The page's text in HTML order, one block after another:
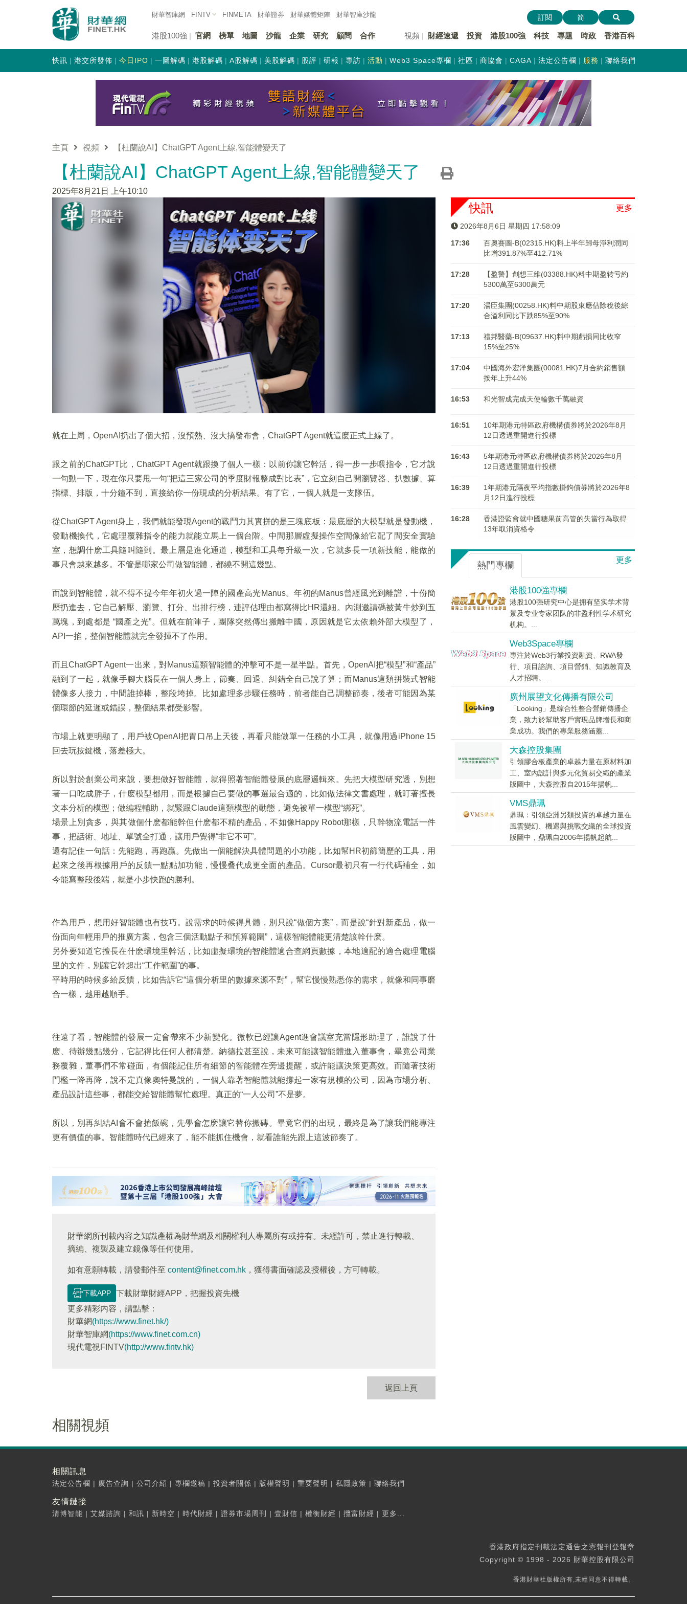
財華智庫網 FINTV FINMETA 財華證券 財華媒體矩陣 財華智庫沙龍
港股100強 官網 榜單 地圖 沙龍 企業 研究 顧問 合作 視頻 財經速遞 投資 港股100強 科技 專題 時政 香港百科
訂閱 简
快訊 港交所發佈 今日IPO 一圖解碼 港股解碼 A股解碼 美股解碼 股評 研報 專訪 活動 Web3 Space專欄 社區 商協會 CAGA 法定公告欄 服務 聯絡我們
主頁 視頻 【杜蘭說AI】ChatGPT Agent上線,智能體變天了
【杜蘭說AI】ChatGPT Agent上線,智能體變天了
2025年8月21日 上午10:10
就在上周，OpenAI扔出了個大招，沒預熱、沒大搞發布會，ChatGPT Agent就這麽正式上線了。
跟之前的ChatGPT比，ChatGPT Agent就跟換了個人一樣：以前你讓它幹活，得一步一步喂指令，它才說
一句動一下，現在你只要甩一句“把這三家公司的季度財報整成對比表”，它立刻自己開瀏覽器、扒數據、算
指標、排版，十分鐘不到，直接給你一份現成的分析結果。有了它，一個人就是一支隊伍。
從ChatGPT Agent身上，我們就能發現Agent的戰鬥力其實拼的是三塊底板：最底層的大模型就是發動機，
發動機換代，它處理覆雜指令的能力就能立馬上一個台階。中間那層虛擬操作空間像給它配了間安全實驗
室，想調什麽工具隨叫隨到。最上層是進化通道，模型和工具每升級一次，它就多長一項新技能，能做的
事只會越來越多。不管是哪家公司做智能體，都繞不開這幾點。
而說到智能體，就不得不提今年年初火過一陣的國產高光Manus。年初的Manus曾經風光到離譜，十份簡
歷扔進去，它自己解壓、瀏覽、打分、出排行榜，連評估理由都寫得比HR還細。內測邀請碼被黃牛炒到五
萬塊，到處都是 “國產之光”。但就在前陣子，團隊突然傳出搬離中國，原因就是它太依賴外部大模型了，
API一掐，整個智能體就完全發揮不了作用。
而且ChatGPT Agent一出來，對Manus這類智能體的沖擊可不是一星半點。首先，OpenAI把“模型”和“產品”
融到了一起，就像手腳大腦長在一個人身上，節奏、回退、糾錯全自己說了算；而Manus這類拼裝式智能
體像多人接力，中間誰掉棒，整段垮掉。比如處理多步驟任務時，前者能自己調整節奏，後者可能因為某
個環節的延遲或錯誤，整個結果都受影響。
市場上就更明顯了，用戶被OpenAI把胃口吊上天後，再看只能做單一任務的小工具，就像用過iPhone 15
回去玩按鍵機，落差極大。
所以對於創業公司來說，要想做好智能體，就得照著智能體發展的底層邏輯來。先把大模型研究透，別想
著一口吃成胖子，什麽模型都用，而是根據自己要做的事選最合適的，比如做法律文書處理，就盯著擅長
文本分析的模型；做編程輔助，就緊跟Claude這類模型的動態，避免被單一模型“綁死”。
場景上別貪多，與其做個什麽都能幹但什麽都不精的產品，不如像Happy Robot那樣，只幹物流電話一件
事，把話術、地址、單號全打通，讓用戶覺得“非它不可”。
還有記住一句話：先能跑，再跑贏。先做出一個能解決具體問題的小功能，比如幫HR初篩簡歷的工具，用
起來之後再根據用戶的反饋一點點加功能，慢慢叠代成更全面的產品。Cursor最初只有一行代碼補全，如
今能寫整段後端，就是小步快跑的勝利。
作為用戶，想用好智能體也有技巧。說需求的時候得具體，別只說“做個方案”，而是說“針對新產品，做一
份面向年輕用戶的推廣方案，包含三個活動點子和預算範圍”，這樣智能體能更清楚該幹什麽。
另外要知道它擅長在什麽環境里幹活，比如虛擬環境的智能體適合查網頁數據，本地適配的適合處理電腦
里的文件，別讓它幹超出“工作範圍”的事。
平時用的時候多給反饋，比如告訴它“這個分析里的數據來源不對”，幫它慢慢熟悉你的需求，就像和同事磨
合一樣，越用越順手。
往遠了看，智能體的發展一定會帶來不少新變化。微軟已經讓Agent進會議室充當隱形助理了，誰說了什
麽、待辦幾點幾分，它記得比任何人都清楚。納德拉甚至說，未來可能讓智能體進入董事會，畢竟公司業
務覆雜，董事們不常碰面，有個能記住所有細節的智能體在旁邊提醒，或許能讓決策更高效。而隨著技術
門檻一降再降，說不定真像奧特曼說的，一個人靠著智能體就能撐起一家有規模的公司，因為市場分析、
產品設計這些事，都能交給智能體幫忙處理。真正的“一人公司”不是夢。
所以，別再糾結AI會不會搶飯碗，先學會怎麽讓它替你搬磚。畢竟它們的出現，最終是為了讓我們能專注
更有價值的事。智能體時代已經來了，能不能抓住機會，就看誰能先跟上這波節奏了。
財華網所刊載內容之知識產權為財華網及相關權利人專屬所有或持有。未經許可，禁止進行轉載、
摘編、複製及建立鏡像等任何使用。
如有意願轉載，請發郵件至 content@finet.com.hk ，獲得書面確認及授權後，方可轉載。
下載APP
下載財華財經APP，把握投資先機
更多精彩内容，請點擊：
財華網(https://www.finet.hk/)
財華智庫網(https://www.finet.com.cn)
現代電視FINTV(http://www.fintv.hk)
返回上頁
相關視頻
更多
快訊
2026年8月6日 星期四 17:58:10
17:36
百奧賽圖-B(02315.HK)料上半年歸母淨利潤同
比增391.87%至412.71%
17:28
【盈警】創想三維(03388.HK)料中期盈转亏約
5300萬至6300萬元
17:20
湯臣集團(00258.HK)料中期股東應佔除稅後綜
合溢利同比下跌85%至90%
17:13
禮邦醫藥-B(09637.HK)料中期虧損同比收窄
15%至25%
17:04
中國海外宏洋集團(00081.HK)7月合約銷售額
按年上升44%
16:53 和光智成完成天使輪數千萬融資
16:51
10年期港元特區政府機構債券將於2026年8月
12日透過重開進行投標
16:43
5年期港元特區政府機構債券將於2026年8月
12日透過重開進行投標
16:39
1年期港元隔夜平均指數掛鉤債券將於2026年8
月12日進行投標
16:28
香港證監會就中國糖果前高管的失當行為取得
13年取消資格令
更多
熱門專欄
港股100強專欄
港股100强研究中心是拥有坚实学术背
景及专业专家团队的非盈利性学术研究
机构。...
Web3Space專欄
專注於Web3行業投資融資、RWA發
行、項目諮詢、項目營銷、知識教育及
人才招聘。...
廣州展望文化傳播有限公司
「Looking」是綜合性整合營銷傳播企
業，致力於幫助客戶實現品牌增長和商
業成功。我們的專業服務涵蓋...
大森控股集團
引領膠合板產業的卓越力量在原材料加
工、室內設計與多元化貿易交織的產業
版圖中，大森控股自2015年揚帆...
VMS鼎珮
鼎珮：引領亞洲另類投資的卓越力量在
風雲變幻、機遇與挑戰交織的全球投資
版圖中，鼎珮自2006年揚帆起航...
相關訊息
法定公告欄 | 廣告查詢 | 公司介紹 | 專欄邀稿 | 投資者關係 | 版權聲明 | 重要聲明 | 私隱政策 | 聯絡我們
友情鏈接
清博智能 | 艾媒諮詢 | 和訊 | 新時空 | 時代財經 | 證券市場周刊 | 壹財信 | 權衡財經 | 攬富財經 | 更多...
香港政府指定刊載法定通告之憲報刊登報章
Copyright © 1998 - 2026 財華控股有限公司
香港財華社版權所有,未經同意不得轉載。